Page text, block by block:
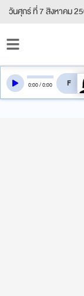
วันศุกร์ ที่ 7 สิงหาคม
0:00/0:00